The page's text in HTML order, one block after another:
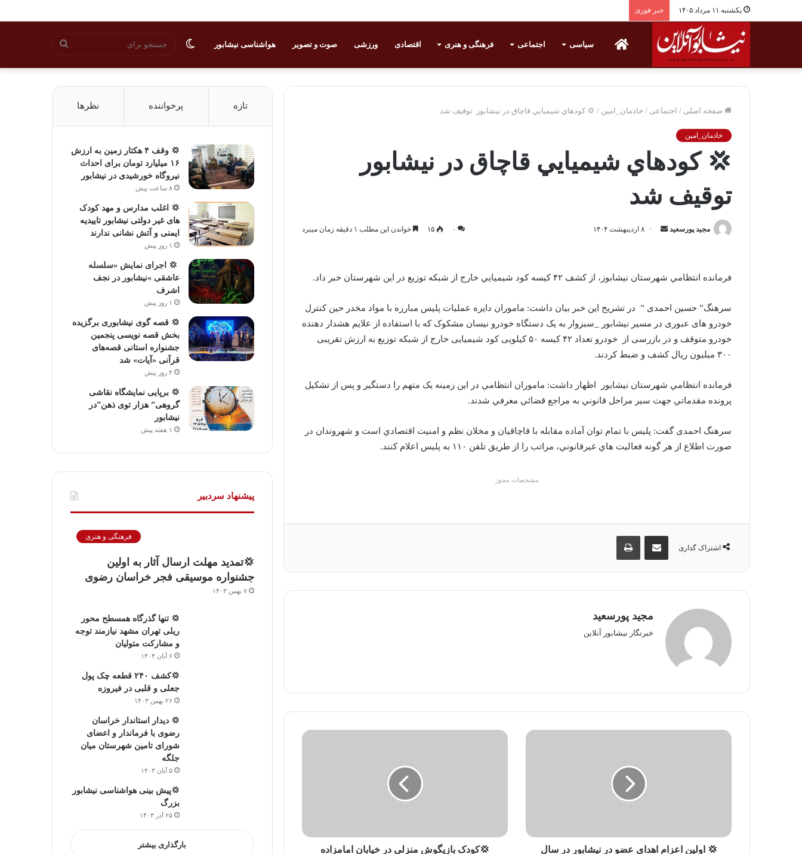
یکشنبه ۱۱ مرداد ۱۴۰۵ خبر فوری
سیاسی اجتماعی فرهنگی و هنری اقتصادی ورزشی صوت و تصویر هواشناسی نیشابور
صفحه اصلی / اجتماعی / خادمان_امین / 💢 کودهاي شيميايي قاچاق در نیشابور توقيف شد
خادمان_امین
💢 کودهاي شيميايي قاچاق در نیشابور
توقيف شد
مجید پورسعید
ا
ی
م
ل
۸ اردیبهشت ۱۴۰۴ ۰ ۱۵ خواندن این مطلب ۱ دقیقه زمان میبرد
فرمانده انتظامي شهرستان نیشابوز، از کشف ۴۲ کيسه کود شيميايي خارج از شبکه توزيع در این شهرستان خبر داد.
سرهنگ” حسین احمدی ” در تشريح اين خبر بيان داشت: ماموران دایره عملیات پلیس مبارزه با مواد مخدر حین کنترل
خودرو های عبوری در مسیر نیشابور _سبزوار به یک دستگاه خودرو نیسان مشکوک که با استفاده از علایم هشدار دهنده
خودرو متوقف و در بازرسی از خودرو تعداد ۴۲ کیسه ۵۰ کیلویی کود شیمیایی خارج از شبکه توزیع به ارزش تقریبی
۳۰۰ میلیون ریال کشف و ضبط کردند.
فرمانده انتظامي شهرستان نیشابور اظهار داشت: ماموران انتظامي در اين زمينه يک متهم را دستگير و پس از تشکيل
پرونده مقدماتي جهت سير مراحل قانوني به مراجع قضائي معرفي شدند.
سرهنگ احمدی گفت: پليس با تمام توان آماده مقابله با قاچاقيان و مخلان نظم و امنيت اقتصادي است و شهروندان در
صورت اطلاع از هر گونه فعاليت هاي غيرقانوني، مراتب را از طريق تلفن ۱۱۰ به پليس اعلام کنند.
مشخصات مجوز
اشتراک گذاری
اشتراک گذاری از طریق ایمیل
مجید پورسعید
خبرنگار نیشابور آنلاین
💢 اولین اعزام اهدای عضو در نیشابور در سال
💢کودک بازیگوش منزلی در خیابان امامزاده
تازه پرخواننده نظرها
💢 وقف ۴ هکتار زمین به ارزش
۱۶ میلیارد تومان برای احداث
نیروگاه خورشیدی در نیشابور
۸ ساعت پیش
💢 اغلب مدارس و مهد کودک
های غیر دولتی نیشابور تاییدیه
ایمنی و آتش نشانی ندارند
۱ روز پیش
‍ 💢 اجرای نمایش «سلسله
عاشقی »نیشابور در نجف
اشرف
۱ روز پیش
💢 قصه گوی نیشابوری برگزیده
بخش قصه نویسی پنجمین
جشنواره استانی قصه‌های
قرآنی «آیات» شد
۴ روز پیش
💢 برپایی نمایشگاه نقاشی
گروهی” هزار توی ذهن”در
نیشابور
۱ هفته پیش
پیشنهاد سردبیر
فرهنگی و هنری
💢تمدید مهلت ارسال آثار به اولین
جشنواره موسیقی فجر خراسان رضوی
۷ بهمن ۱۴۰۳
💢 تنها گذرگاه همسطح محور
ریلی تهران مشهد نیازمند توجه
و مشارکت متولیان
۶ آبان ۱۴۰۴
💢کشف ۲۴۰ قطعه چک پول
جعلی و قلبی در فیروزه
۲۶ بهمن ۱۴۰۳
💢 دیدار استاندار خراسان
رضوی با فرماندار و اعضای
شورای تامین شهرستان میان
جلگه
۵ آبان ۱۴۰۳
💢پیش بینی هواشناسی نیشابور
بزرگ
۲۵ آذر ۱۴۰۳
بارگذاری بیشتر